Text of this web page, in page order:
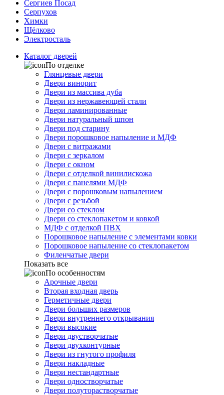
Сергиев Посад
Серпухов
Химки
Щёлково
Электросталь
Каталог дверей
По отделке
Глянцевые двери
Двери винорит
Двери из массива дуба
Двери из нержавеющей стали
Двери ламинированные
Двери натуральный шпон
Двери под старину
Двери порошковое напыление и МДФ
Двери с витражами
Двери с зеркалом
Двери с окном
Двери с отделкой винилискожа
Двери с панелями МДФ
Двери с порошковым напылением
Двери с резьбой
Двери со стеклом
Двери со стеклопакетом и ковкой
МДФ с отделкой ПВХ
Порошковое напыление с элементами ковки
Порошковое напыление со стеклопакетом
Филенчатые двери
Показать все
По особенностям
Арочные двери
Вторая входная дверь
Герметичные двери
Двери больших размеров
Двери внутреннего открывания
Двери высокие
Двери двустворчатые
Двери двухконтурные
Двери из гнутого профиля
Двери накладные
Двери нестандартные
Двери одностворчатые
Двери полуторастворчатые